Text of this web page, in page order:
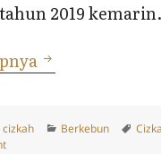
2019 kemarin.
Memulai
Author
cizkah Categories
Berkebun Tags
on Memulai Berkebun